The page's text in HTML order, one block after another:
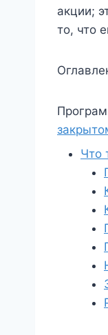
акции;
то, что
Что